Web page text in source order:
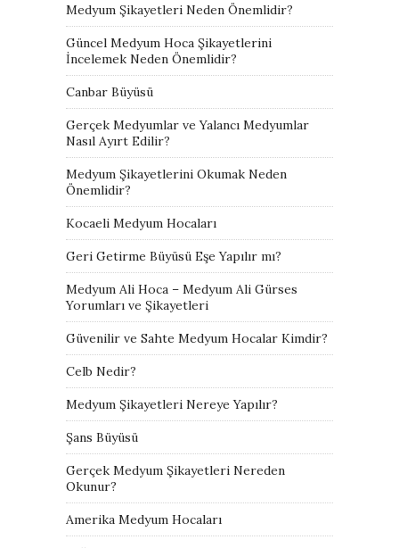
Medyum Şikayetleri Neden Önemlidir?
Güncel Medyum Hoca Şikayetlerini
İncelemek Neden Önemlidir?
Canbar Büyüsü
Gerçek Medyumlar ve Yalancı Medyumlar
Nasıl Ayırt Edilir?
Medyum Şikayetlerini Okumak Neden
Önemlidir?
Kocaeli Medyum Hocaları
Geri Getirme Büyüsü Eşe Yapılır mı?
Medyum Ali Hoca – Medyum Ali Gürses
Yorumları ve Şikayetleri
Güvenilir ve Sahte Medyum Hocalar Kimdir?
Celb Nedir?
Medyum Şikayetleri Nereye Yapılır?
Şans Büyüsü
Gerçek Medyum Şikayetleri Nereden
Okunur?
Amerika Medyum Hocaları